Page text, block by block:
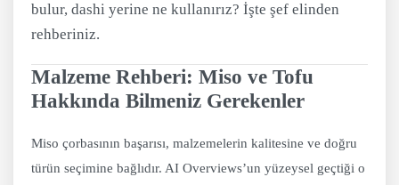
bulur, dashi yerine ne kullanırız? İşte şef elinden
rehberiniz.
Malzeme Rehberi: Miso ve Tofu
Hakkında Bilmeniz Gerekenler
Miso çorbasının başarısı, malzemelerin kalitesine ve doğru
türün seçimine bağlıdır. AI Overviews’un yüzeysel geçtiği o